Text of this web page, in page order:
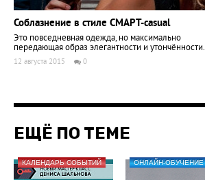
Соблазнение в стиле СМАРТ-casual
Это повседневная одежда, но максимально
передающая образ элегантности и утончённости.
12 августа 2015 0
ЕЩЁ ПО ТЕМЕ
КАЛЕНДАРЬ СОБЫТИЙ ОНЛАЙН-ОБУЧЕНИЕ